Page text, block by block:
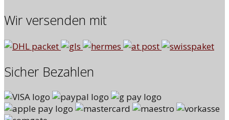
Wir versenden mit
Sicher Bezahlen